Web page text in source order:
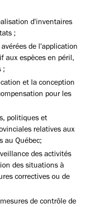
d'inventaires
;
de l'application
aux espèces en péril,
;
et la conception
pour les
politiques et
relatives aux
au Québec;
des activités
des situations à
correctives ou de
de contrôle de